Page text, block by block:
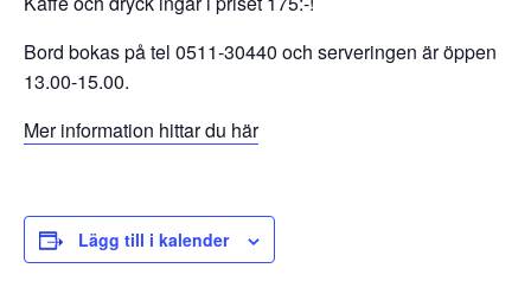
Bord bokas på tel 0511-30440 och serveringen är öppen
13.00-15.00.
Mer information hittar du här
Lägg till i kalender